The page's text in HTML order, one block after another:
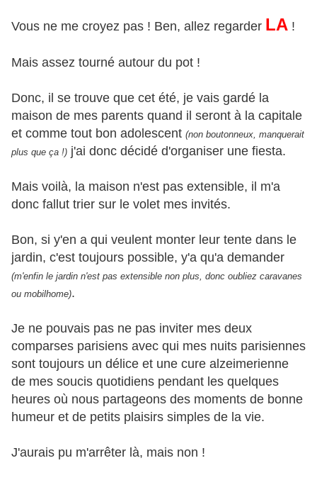
Vous ne me croyez pas ! Ben, allez regarder LA !
Mais assez tourné autour du pot !
Donc, il se trouve que cet été, je vais gardé la
maison de mes parents quand il seront à la capitale
et comme tout bon adolescent (non boutonneux, manquerait
plus que ça !) j'ai donc décidé d'organiser une fiesta.
Mais voilà, la maison n'est pas extensible, il m'a
donc fallut trier sur le volet mes invités.
Bon, si y'en a qui veulent monter leur tente dans le
jardin, c'est toujours possible, y'a qu'a demander
(m'enfin le jardin n'est pas extensible non plus, donc oubliez caravanes
ou mobilhome).
Je ne pouvais pas ne pas inviter mes deux
comparses parisiens avec qui mes nuits parisiennes
sont toujours un délice et une cure alzeimerienne
de mes soucis quotidiens pendant les quelques
heures où nous partageons des moments de bonne
humeur et de petits plaisirs simples de la vie.
J'aurais pu m'arrêter là, mais non !